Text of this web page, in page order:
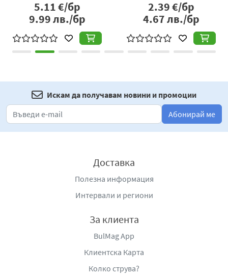
5.11€/бр
9.99лв./бр
2.39€/бр
4.67лв./бр
Искам да получавам новини и промоции
Абонирай ме
Доставка
Полезна информация
Интервали и региони
За клиента
BulMag App
Клиентска Карта
Колко струва?